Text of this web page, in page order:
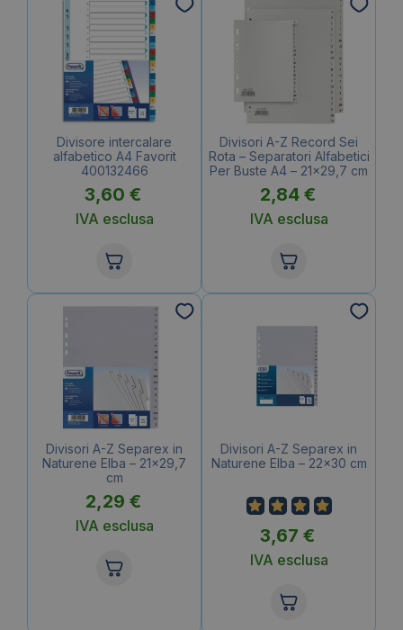
Divisore intercalare
alfabetico A4 Favorit
400132466
3,60 €
IVA esclusa
Divisori A-Z Record Sei
Rota – Separatori Alfabetici
Per Buste A4 – 21×29,7 cm
2,84 €
IVA esclusa
Divisori A-Z Separex in
Naturene Elba – 21×29,7
cm
2,29 €
IVA esclusa
Divisori A-Z Separex in
Naturene Elba – 22×30 cm
3,67 €
IVA esclusa